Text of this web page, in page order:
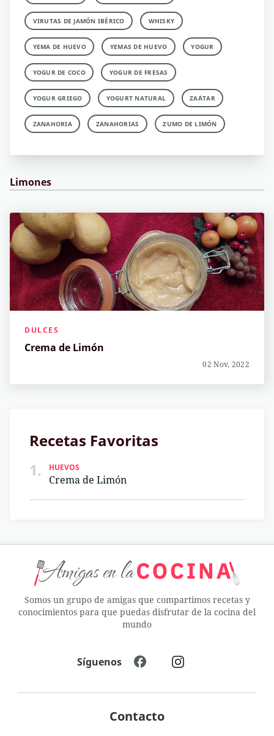
VIRUTAS DE JAMÓN IBÉRICO WHISKY
YEMA DE HUEVO YEMAS DE HUEVO YOGUR
YOGUR DE COCO YOGUR DE FRESAS
YOGUR GRIEGO YOGURT NATURAL ZA´ATAR
ZANAHORIA ZANAHORIAS ZUMO DE LIMÓN
Limones
DULCES
Crema de Limón
02 Nov, 2022
Recetas Favoritas
1.
HUEVOS
Crema de Limón
Somos un grupo de amigas que compartimos recetas y
conocimientos para que puedas disfrutar de la cocina del
mundo
Contacto
Síguenos